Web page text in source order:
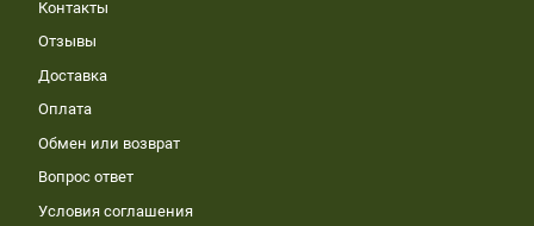
Контакты
Отзывы
Доставка
Оплата
Обмен или возврат
Вопрос ответ
Условия соглашения